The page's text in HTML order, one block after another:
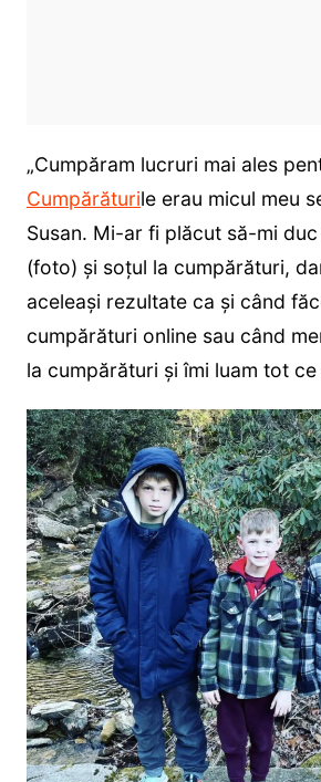
„Cumpăram lucruri mai ales
Cumpărăturile erau micul meu
Susan. Mi-ar fi plăcut să-mi
(foto) și soțul la cumpărături,
aceleași rezultate ca și când
cumpărături online sau când
la cumpărături și îmi luam tot ce